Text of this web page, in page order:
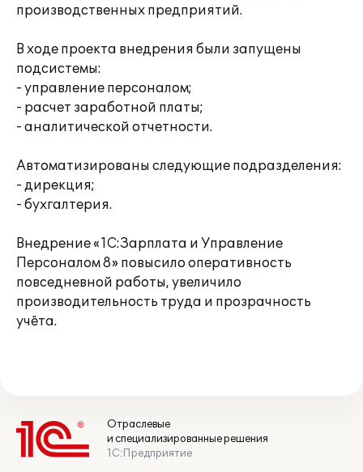
производственных предприятий.
В ходе проекта внедрения были запущены
подсистемы:
- управление персоналом;
- расчет заработной платы;
- аналитической отчетности.
Автоматизированы следующие подразделения:
- дирекция;
- бухгалтерия.
Внедрение «1С:Зарплата и Управление
Персоналом 8» повысило оперативность
повседневной работы, увеличило
производительность труда и прозрачность
учёта.
Отраслевые
и специализированные решения
1С:Предприятие